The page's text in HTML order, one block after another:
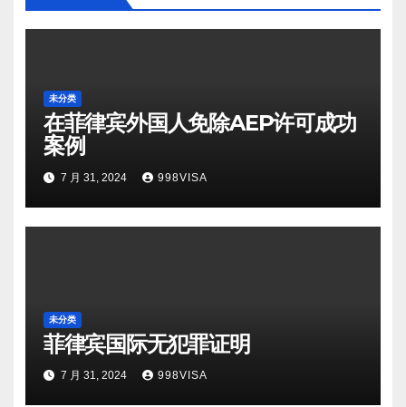
未分类
在菲律宾外国人免除AEP许可成功
案例
7 月 31, 2024 998VISA
未分类
菲律宾国际无犯罪证明
7 月 31, 2024 998VISA